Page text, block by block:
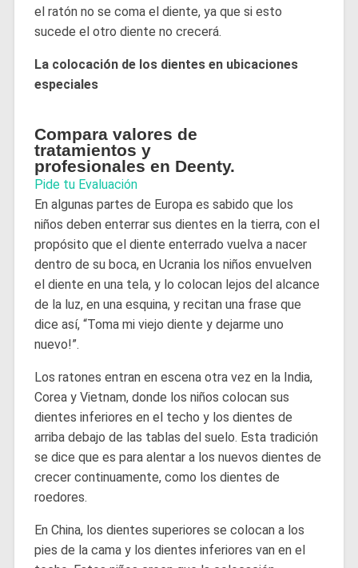
el ratón no se coma el diente, ya que si esto
sucede el otro diente no crecerá.
La colocación de los dientes en ubicaciones
especiales
Compara valores de
tratamientos y
profesionales en Deenty.
Pide tu Evaluación
En algunas partes de Europa es sabido que los
niños deben enterrar sus dientes en la tierra, con el
propósito que el diente enterrado vuelva a nacer
dentro de su boca, en Ucrania los niños envuelven
el diente en una tela, y lo colocan lejos del alcance
de la luz, en una esquina, y recitan una frase que
dice así, “Toma mi viejo diente y dejarme uno
nuevo!”.
Los ratones entran en escena otra vez en la India,
Corea y Vietnam, donde los niños colocan sus
dientes inferiores en el techo y los dientes de
arriba debajo de las tablas del suelo. Esta tradición
se dice que es para alentar a los nuevos dientes de
crecer continuamente, como los dientes de
roedores.
En China, los dientes superiores se colocan a los
pies de la cama y los dientes inferiores van en el